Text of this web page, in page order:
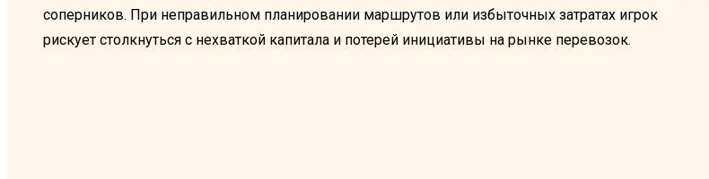
соперников. При неправильном планировании маршрутов или избыточных затратах игрок
рискует столкнуться с нехваткой капитала и потерей инициативы на рынке перевозок.